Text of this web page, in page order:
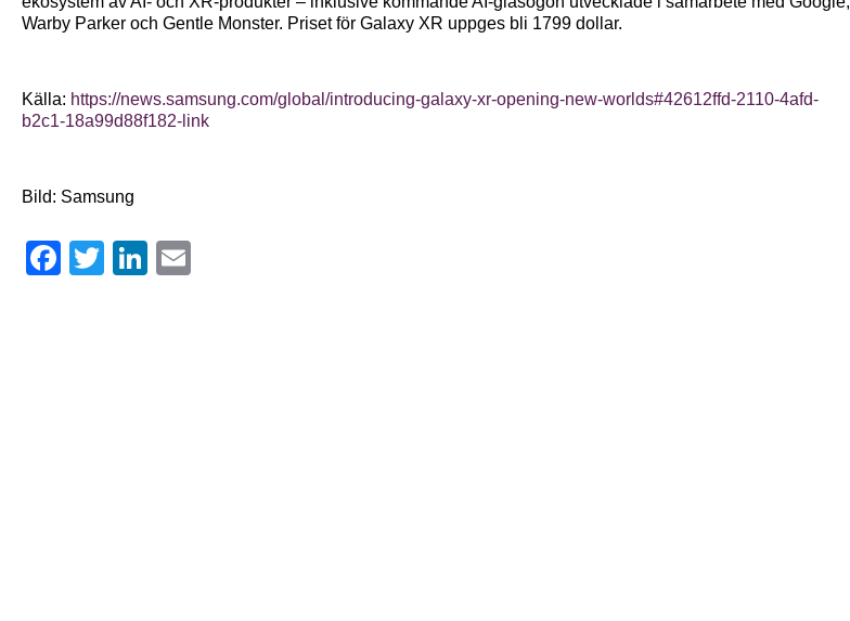
Warby Parker och Gentle Monster. Priset för Galaxy XR uppges bli 1799 dollar.
Källa: https://news.samsung.com/global/introducing-galaxy-xr-opening-new-worlds#42612ffd-2110-4afd-
b2c1-18a99d88f182-link
Bild: Samsung
Facebook
Twitter LinkedIn